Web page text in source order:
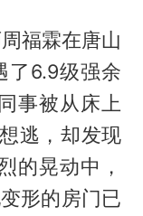
福霖在唐山
了6.9级强余
事被从床上
逃，却发现
的晃动中，
形的房门已